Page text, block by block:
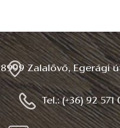
8999 Zalalövő, Egerági
Tel.: (+36) 92 571